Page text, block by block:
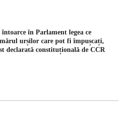
în Parlament legea ce
urșilor care pot fi împușcați,
declarată constituțională de CCR